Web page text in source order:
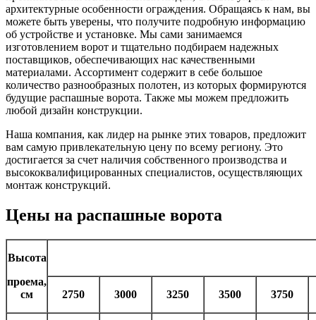
архитектурные особенности ограждения. Обращаясь к нам, вы
можете быть уверены, что получите подробную информацию
об устройстве и установке. Мы сами занимаемся
изготовлением ворот и тщательно подбираем надежных
поставщиков, обеспечивающих нас качественными
материалами. Ассортимент содержит в себе большое
количество разнообразных полотен, из которых формируются
будущие распашные ворота. Также мы можем предложить
любой дизайн конструкции.
Наша компания, как лидер на рынке этих товаров, предложит
вам самую привлекательную цену по всему региону. Это
достигается за счет наличия собственного производства и
высококвалифицированных специалистов, осуществляющих
монтаж конструкций.
Цены на распашные ворота
Высота
проема,
см
2750 3000 3250 3500 3750